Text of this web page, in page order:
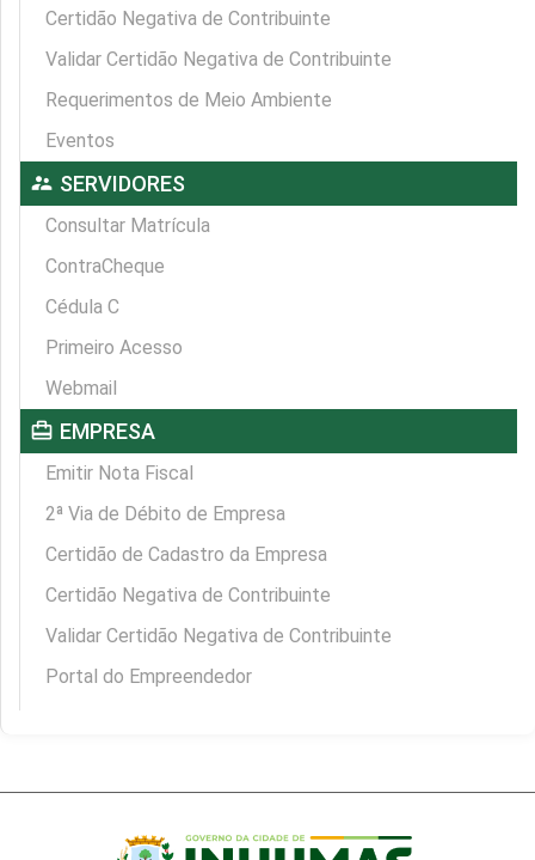
Certidão Negativa de Contribuinte
Validar Certidão Negativa de Contribuinte
Requerimentos de Meio Ambiente
Eventos
supervisor_account SERVIDORES
Consultar Matrícula
ContraCheque
Cédula C
Primeiro Acesso
Webmail
card_travel EMPRESA
Emitir Nota Fiscal
2ª Via de Débito de Empresa
Certidão de Cadastro da Empresa
Certidão Negativa de Contribuinte
Validar Certidão Negativa de Contribuinte
Portal do Empreendedor